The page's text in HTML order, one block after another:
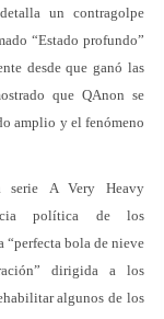
un contragolpe
“Estado profundo”
desde que ganó las
que QAnon se
amplio y el fenómeno
serie A Very Heavy
política de los
“perfecta bola de nieve
dirigida a los
algunos de los